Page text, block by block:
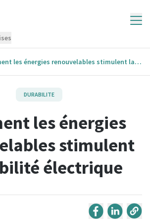
Comment les énergies renouvelables stimulent la mobilité électrique
DURABILITE
les énergies
stimulent
électrique